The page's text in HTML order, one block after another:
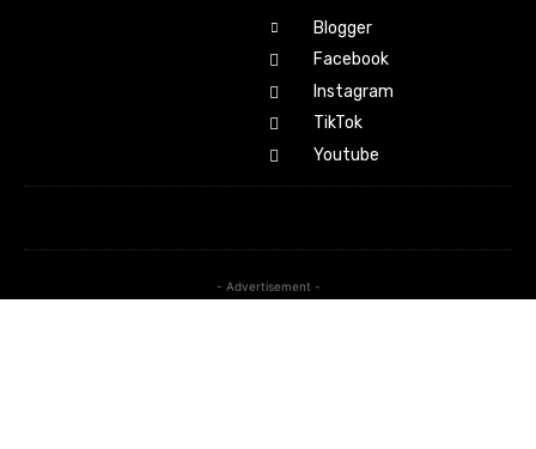
Blogger
Facebook
Instagram
TikTok
Youtube
- Advertisement -